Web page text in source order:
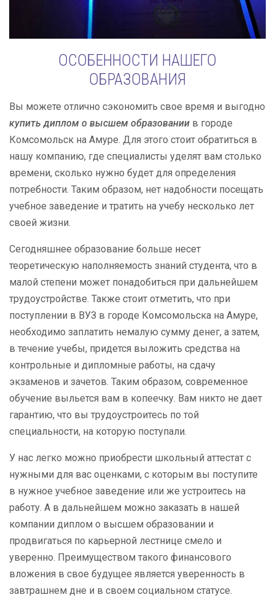
ОСОБЕННОСТИ НАШЕГО
ОБРАЗОВАНИЯ
Вы можете отлично сэкономить свое время и выгодно
купить диплом о высшем образовании в городе
Комсомольск на Амуре. Для этого стоит обратиться в
нашу компанию, где специалисты уделят вам столько
времени, сколько нужно будет для определения
потребности. Таким образом, нет надобности посещать
учебное заведение и тратить на учебу несколько лет
своей жизни.
Сегодняшнее образование больше несет
теоретическую наполняемость знаний студента, что в
малой степени может понадобиться при дальнейшем
трудоустройстве. Также стоит отметить, что при
поступлении в ВУЗ в городе Комсомольска на Амуре,
необходимо заплатить немалую сумму денег, а затем,
в течение учебы, придется выложить средства на
контрольные и дипломные работы, на сдачу
экзаменов и зачетов. Таким образом, современное
обучение выльется вам в копеечку. Вам никто не дает
гарантию, что вы трудоустроитесь по той
специальности, на которую поступали.
У нас легко можно приобрести школьный аттестат с
нужными для вас оценками, с которым вы поступите
в нужное учебное заведение или же устроитесь на
работу. А в дальнейшем можно заказать в нашей
компании диплом о высшем образовании и
продвигаться по карьерной лестнице смело и
уверенно. Преимуществом такого финансового
вложения в свое будущее является уверенность в
завтрашнем дне и в своем социальном статусе.